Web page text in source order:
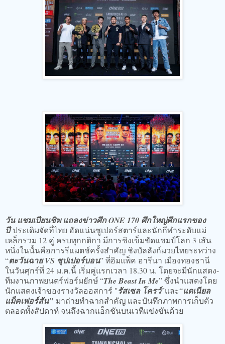
วัน แชมเปียนชิพ แถลงข่าวศึก ONE 170 ศึกใหญ่ศึกแรกของ
ปีประเดิมจัดที่ไทย อัดแน่นซูเปอร์สตาร์และนักกีฬาระดับแม่
เหล็กรวม 12 คู่ ครบทุกกติกา มีการชิงเข็มขัดแชมป์โลก 3 เส้น
หนึ่งในนั้นคือการรีแมตช์ครั้งสำคัญ ชิงบัลลังก์มวยไทยระหว่าง
“ตะวันฉาย VS ซุปเปอร์บอน” ที่อิมแพ็ค อารีนา เมืองทองธานี
ในวันศุกร์ที่ 24 ม.ค.นี้ เริ่มคู่แรกเวลา 18.30 น. โดยจะมีนักแสดง-
ทีมงานภาพยนตร์ฟอร์มยักษ์ “The Beast In Me” ซึ่งนำแสดงโดย
นักแสดงเจ้าของรางวัลออสการ์ "รัสเซล โครว์”และ“แดเนียล
แม็คเฟอร์สัน" มาถ่ายทำฉากสำคัญ และบันทึกภาพการเก็บตัว
ตลอดทั้งสัปดาห์ จนถึงฉากแอ็กชันบนเวทีแข่งขันด้วย